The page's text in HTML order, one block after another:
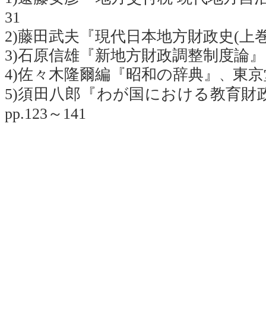
31
2)藤田武夫『現代日本地方財政史(上
3)石原信雄『新地方財政調整制度論
4)佐々木隆爾編『昭和の辞典』 、 東
5)須田八郎『わが国における教育財
pp.123 ～ 141